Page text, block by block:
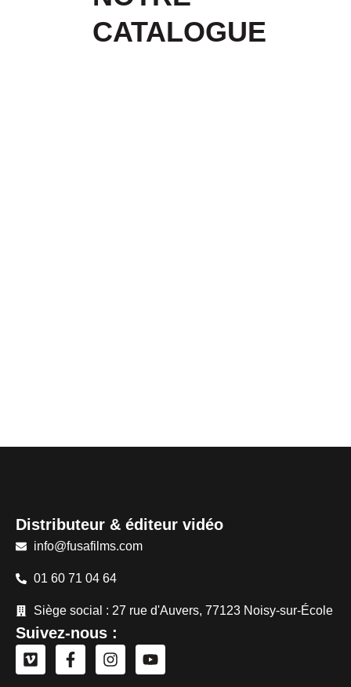
CATALOGUE
Distributeur & éditeur vidéo
info@fusafilms.com
01 60 71 04 64
Siège social : 27 rue d'Auvers, 77123 Noisy-sur-École
Suivez-nous :